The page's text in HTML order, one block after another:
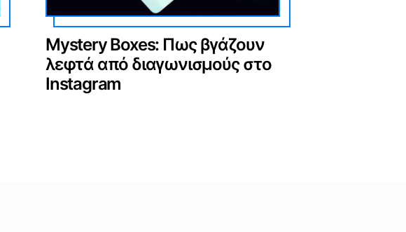
Mystery Boxes: Πως βγάζουν
λεφτά από διαγωνισμούς στο
Instagram